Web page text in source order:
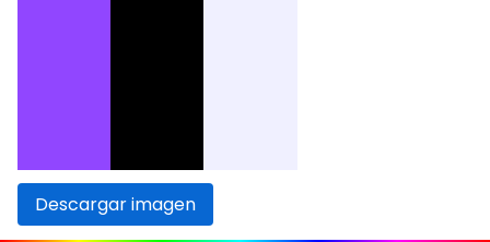
Descargar imagen